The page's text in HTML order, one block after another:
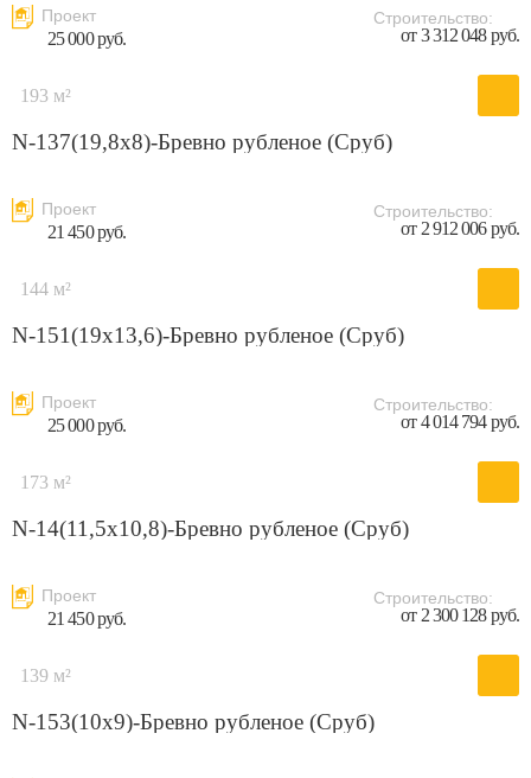
Проект
25 000 руб.
Строительство:
от 3 312 048 руб.
193 м²
N-137(19,8x8)-Бревно рубленое (Сруб)
Проект
21 450 руб.
Строительство:
от 2 912 006 руб.
144 м²
N-151(19x13,6)-Бревно рубленое (Сруб)
Проект
25 000 руб.
Строительство:
от 4 014 794 руб.
173 м²
N-14(11,5х10,8)-Бревно рубленое (Сруб)
Проект
21 450 руб.
Строительство:
от 2 300 128 руб.
139 м²
N-153(10x9)-Бревно рубленое (Сруб)